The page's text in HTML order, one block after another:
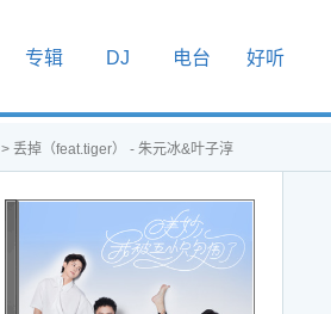
专辑 DJ 电台 好听
> 丢掉（feat.tiger） - 朱元冰&叶子淳